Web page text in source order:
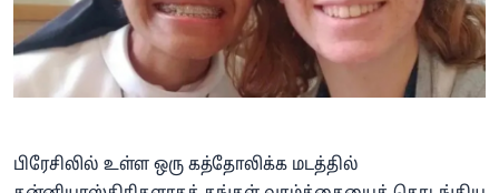
பிரேசிலில் உள்ள ஒரு கத்தோலிக்க மடத்தில்